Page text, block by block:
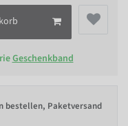
Geschenkband
bestellen, Paketversand